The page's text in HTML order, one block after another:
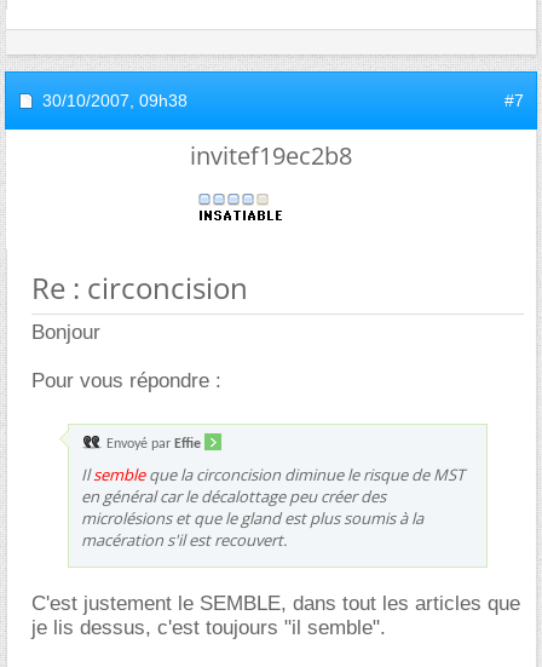
30/10/2007, 09h38 #7
invitef19ec2b8
Re : circoncision
Bonjour
Pour vous répondre :
Envoyé par Effie
Ilsembleque la circoncision diminue le risque de MST
en général car le décalottage peu créer des
microlésions et que le gland est plus soumis à la
macération s'il est recouvert.
C'est justement le SEMBLE, dans tout les articles que
je lis dessus, c'est toujours "il semble".